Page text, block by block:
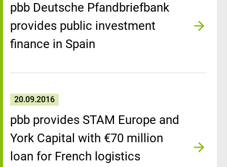
pbb Deutsche Pfandbriefbank
provides public investment
finance in Spain
20.09.2016
pbb provides STAM Europe and
York Capital with €70 million
loan for French logistics